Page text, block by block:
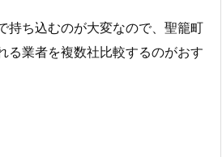
持ち込むのが大変なので、聖籠町
る業者を複数社比較するのがおす